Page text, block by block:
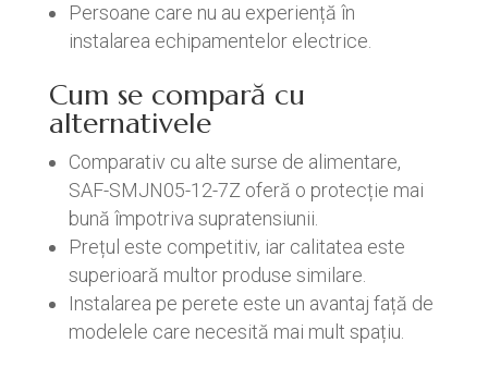
Persoane care nu au experiență în
instalarea echipamentelor electrice.
Cum se compară cu
alternativele
Comparativ cu alte surse de alimentare,
SAF-SMJN05-12-7Z oferă o protecție mai
bună împotriva supratensiunii.
Prețul este competitiv, iar calitatea este
superioară multor produse similare.
Instalarea pe perete este un avantaj față de
modelele care necesită mai mult spațiu.